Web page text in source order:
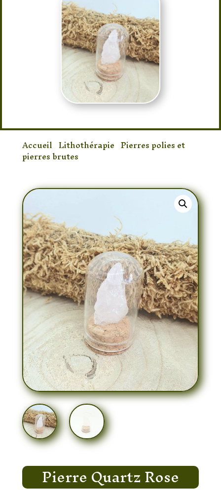
Accueil Lithothérapie Pierres polies et
pierres brutes
Pierre Quartz Rose